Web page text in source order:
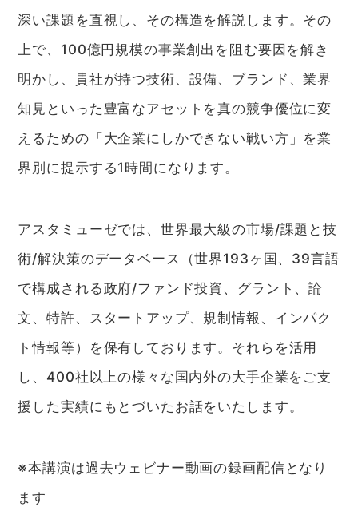
深い課題を直視し、その構造を解説します。その
上で、100億円規模の事業創出を阻む要因を解き
明かし、貴社が持つ技術、設備、ブランド、業界
知見といった豊富なアセットを真の競争優位に変
えるための「大企業にしかできない戦い方」を業
界別に提示する1時間になります。
アスタミューゼでは、世界最大級の市場/課題と技
術/解決策のデータベース（世界193ヶ国、39言語
で構成される政府/ファンド投資、グラント、論
文、特許、スタートアップ、規制情報、インパク
ト情報等）を保有しております。それらを活用
し、400社以上の様々な国内外の大手企業をご支
援した実績にもとづいたお話をいたします。
※本講演は過去ウェビナー動画の録画配信となり
ます